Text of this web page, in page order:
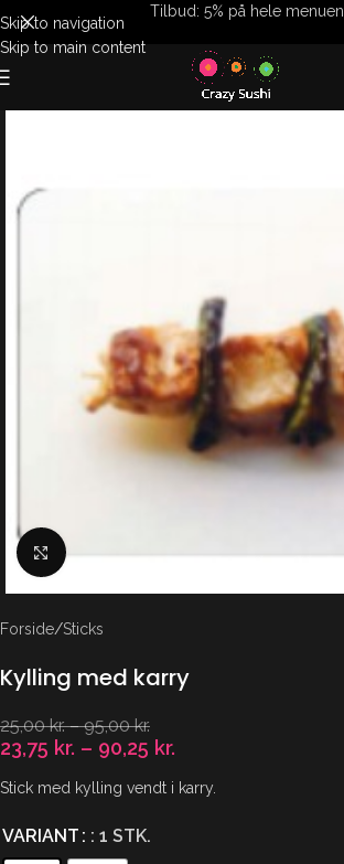
Skip to navigation
Skip to main content
Tilbud: 5% på hele menuen
Klik for at forstørre
Forside/Sticks
Kylling med karry
25,00kr. – 95,00kr.
23,75 kr. – 90,25 kr.
Stick med kylling vendt i karry.
VARIANT
: 1 STK.